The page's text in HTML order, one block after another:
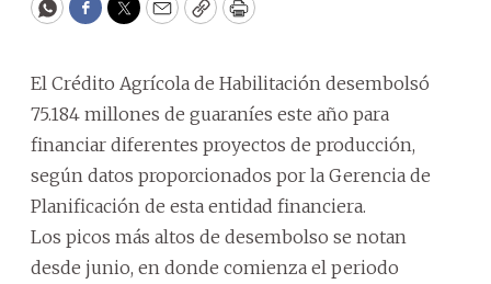
WhatsApp
Facebook
Twitter
EmailCopyPrint
El Crédito Agrícola de Habilitación desembolsó
75.184 millones de guaraníes este año para
financiar diferentes proyectos de producción,
según datos proporcionados por la Gerencia de
Planificación de esta entidad financiera.
Los picos más altos de desembolso se notan
desde junio, en donde comienza el periodo